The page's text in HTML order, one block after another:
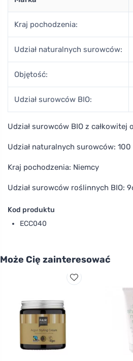
Kraj pochodzenia:
Udział naturalnych surowców:
Objętość:
Udział surowców BIO:
Udział surowców BIO z całkowitej
Udział naturalnych surowców: 100
Kraj pochodzenia: Niemcy
Udział surowców roślinnych BIO:
Kod produktu
ECC040
Może Cię zainteresować